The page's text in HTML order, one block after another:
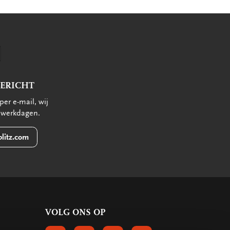
e-mail, wij
VOLG ONS OP